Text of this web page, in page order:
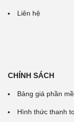
Liên hệ
CHÍNH SÁCH
Bảng giá phần
Hình thức thanh